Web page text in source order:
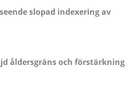
slopad indexering av
åldersgräns och förstärkning